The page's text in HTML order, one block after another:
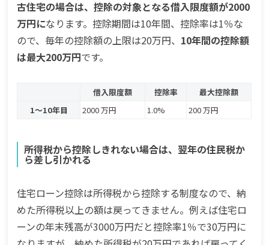
古住宅の場合は、控除の対象となる借入限度額が2000
万円になります。控除期間は10年間、控除率は1％な
ので、毎年の控除額の上限は20万円、 10年間の控除額
は最大200万円です。
借入限度額 控除率
最大控除額
1～10年目
2000 万円 1.0% 200 万円
所得税から控除しきれない場合は、翌年の住民税か
ら差し引かれる
住宅ローン控除は所得税から控除する制度なので、納
めた所得税以上の額は戻ってきません。例えば住宅ロ
ーンの年末残高が3000万円だと控除率1％で30万円に